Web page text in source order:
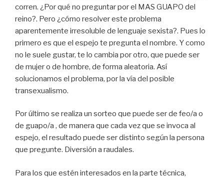
corren. ¿Por qué no preguntar por el MAS GUAPO del
reino?. Pero ¿cómo resolver este problema
aparentemente irresoluble de lenguaje sexista?. Pues lo
primero es que el espejo te pregunta el nombre. Y como
no le suele gustar, te lo cambia por otro, que puede ser
de mujer o de hombre, de forma aleatoria. Así
solucionamos el problema, por la vía del posible
transexualismo.
Por último se realiza un sorteo que puede ser de feo/a o
de guapo/a , de manera que cada vez que se invoca al
espejo, el resultado puede ser distinto según la persona
que pregunte. Diversión a raudales.
Para los que estén interesados en la parte técnica,